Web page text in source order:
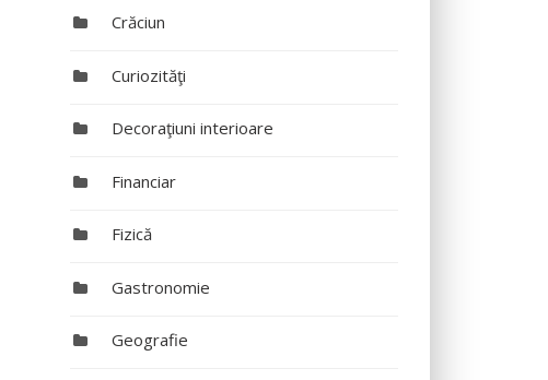
Crăciun
Curiozităţi
Decoraţiuni interioare
Financiar
Fizică
Gastronomie
Geografie